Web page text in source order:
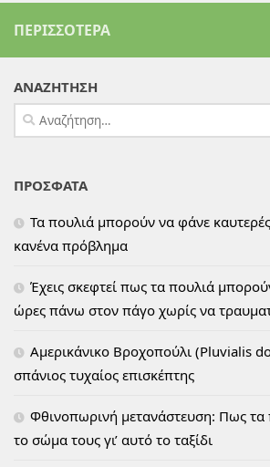
ΠΕΡΙΣΣΌΤΕΡΑ
ΑΝΑΖΗΤΗΣΗ
Αναζήτηση
για:
ΠΡΟΣΦΑΤΑ
Τα πουλιά μπορούν να φάνε
κανένα πρόβλημα
Έχεις σκεφτεί πως τα πουλιά
ώρες πάνω στον πάγο χωρίς να
Αμερικάνικο Βροχοπούλι (Pluvialis
σπάνιος τυχαίος επισκέπτης
Φθινοπωρινή μετανάστευση: Πως τα
το σώμα τους γι’ αυτό το ταξίδι